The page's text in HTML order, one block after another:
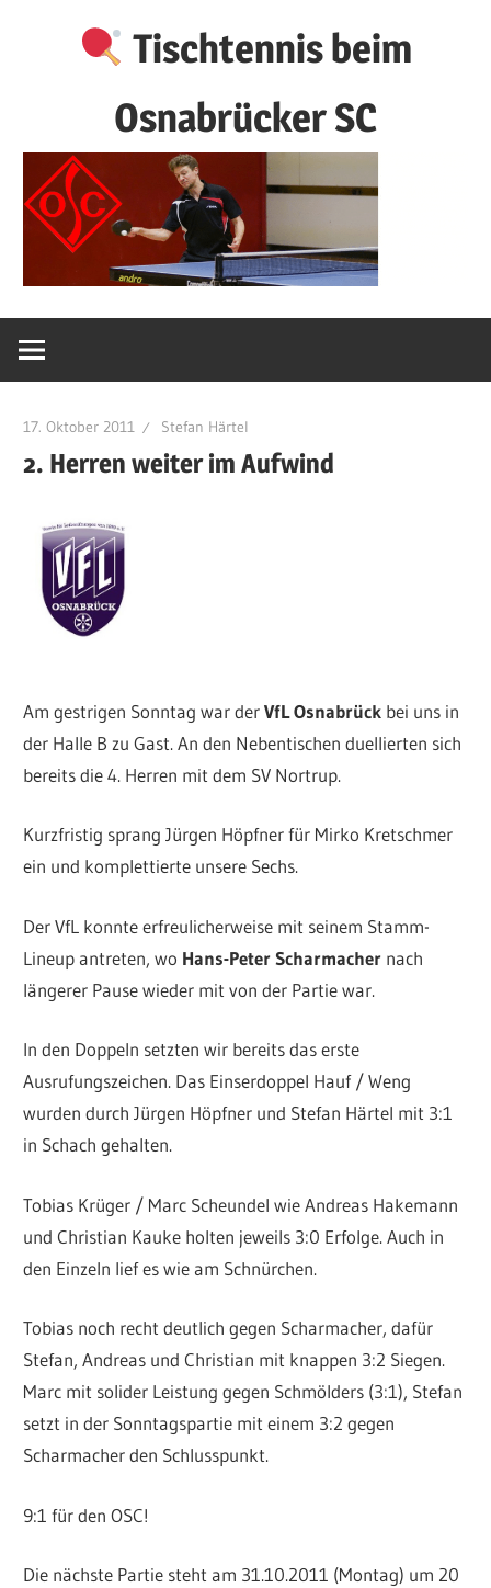
Tischtennis beim
Osnabrücker SC
17. Oktober 2011 Stefan Härtel
2. Herren weiter im Aufwind
Am gestrigen Sonntag war derVfL Osnabrück bei uns in
der Halle B zu Gast. An den Nebentischen duellierten sich
bereits die 4. Herren mit dem SV Nortrup.
Kurzfristig sprang Jürgen Höpfner für Mirko Kretschmer
ein und komplettierte unsere Sechs.
Der VfL konnte erfreulicherweise mit seinem Stamm-
Lineup antreten, wo Hans-Peter Scharmacher nach
längerer Pause wieder mit von der Partie war.
In den Doppeln setzten wir bereits das erste
Ausrufungszeichen. Das Einserdoppel Hauf / Weng
wurden durch Jürgen Höpfner und Stefan Härtel mit 3:1
in Schach gehalten.
Tobias Krüger / Marc Scheundel wie Andreas Hakemann
und Christian Kauke holten jeweils 3:0 Erfolge. Auch in
den Einzeln lief es wie am Schnürchen.
Tobias noch recht deutlich gegen Scharmacher, dafür
Stefan, Andreas und Christian mit knappen 3:2 Siegen.
Marc mit solider Leistung gegen Schmölders (3:1), Stefan
setzt in der Sonntagspartie mit einem 3:2 gegen
Scharmacher den Schlusspunkt.
9:1 für den OSC!
Die nächste Partie steht am 31.10.2011 (Montag) um 20